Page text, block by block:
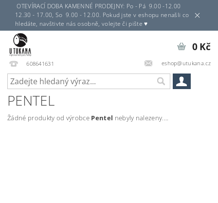
OTEVÍRACÍ DOBA KAMENNÉ PRODEJNY: Po - Pá 9.00 -12.00
12.30 - 17.00, So 9.00 - 12.00. Pokud jste v eshopu nenašli co
hledáte, navštivte nás osobně, volejte či pište ♥
608641631 eshop@utukana.cz
0 Kč
PENTEL
Žádné produkty od výrobce Pentel nebyly nalezeny....